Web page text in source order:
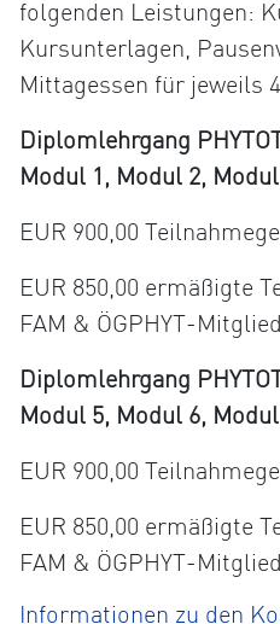
folgenden Leistungen:
Kursunterlagen,
Mittagessen für jeweils
Diplomlehrgang
Modul 1, Modul 2,
EUR 900,00
EUR 850,00 ermäßigte
FAM & ÖGPHYT-
Diplomlehrgang
Modul 5, Modul 6,
EUR 900,00
EUR 850,00 ermäßigte
FAM & ÖGPHYT-
Informationen zu den